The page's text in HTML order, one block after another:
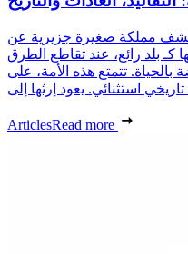
مملكة صغيرة جزيرية عن
كـ بلد رائع، عند تقاطع الطرق
بالحياة. تتمتع هذه الأمة، على
ArticlesRead more